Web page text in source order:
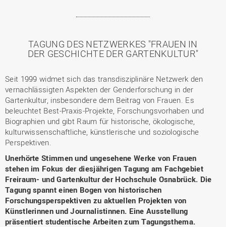
TAGUNG DES NETZWERKES "FRAUEN IN
DER GESCHICHTE DER GARTENKULTUR"
Seit 1999 widmet sich das transdisziplinäre Netzwerk den
vernachlässigten Aspekten der Genderforschung in der
Gartenkultur, insbesondere dem Beitrag von Frauen. Es
beleuchtet Best-Praxis-Projekte, Forschungsvorhaben und
Biographien und gibt Raum für historische, ökologische,
kulturwissenschaftliche, künstlerische und soziologische
Perspektiven.
Unerhörte Stimmen und ungesehene Werke von Frauen
stehen im Fokus der diesjährigen Tagung am Fachgebiet
Freiraum- und Gartenkultur der Hochschule Osnabrück. Die
Tagung spannt einen Bogen von historischen
Forschungsperspektiven zu aktuellen Projekten von
Künstlerinnen und Journalistinnen. Eine Ausstellung
präsentiert studentische Arbeiten zum Tagungsthema.